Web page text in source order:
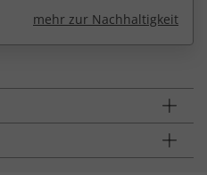
mehr zur Nachhaltigkeit